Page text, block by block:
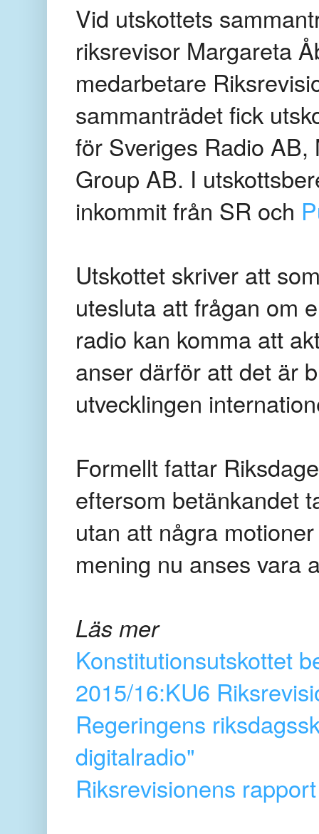
Vid utskottets
riksrevisor Margareta
medarbetare
sammanträdet fick
för Sveriges Radio
Group AB. I
inkommit från SR och
Utskottet skriver att
utesluta att frågan om
radio kan komma att
anser därför att det är
utvecklingen
Formellt fattar
eftersom betänkandet
utan att några
mening nu anses vara
Läs mer
Konstitutionsutskottet
2015/16:KU6
Regeringens
digitalradio"
Riksrevisionens